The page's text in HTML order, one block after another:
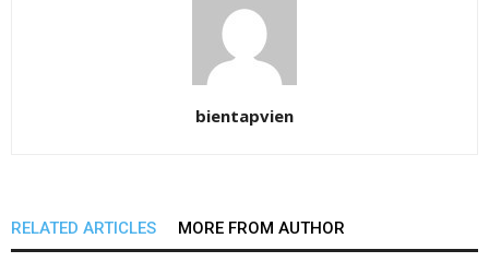
bientapvien
RELATED ARTICLES MORE FROM AUTHOR